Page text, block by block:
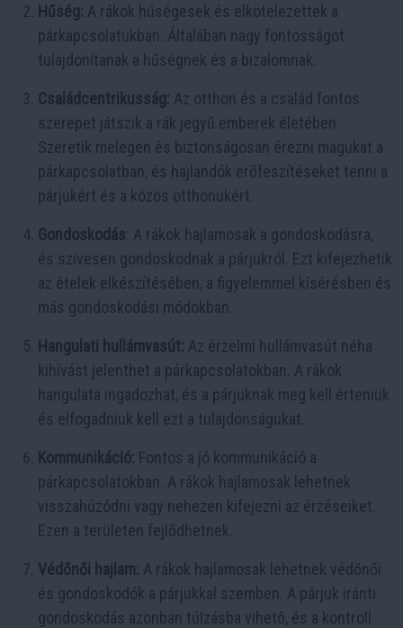
Hűség: A rákok hűségesek és elkötelezettek a
párkapcsolatukban. Általában nagy fontosságot
tulajdonítanak a hűségnek és a bizalomnak.
Családcentrikusság: Az otthon és a család fontos
szerepet játszik a rák jegyű emberek életében.
Szeretik melegen és biztonságosan érezni magukat a
párkapcsolatban, és hajlandók erőfeszítéseket tenni a
párjukért és a közös otthonukért.
Gondoskodás : A rákok hajlamosak a gondoskodásra,
és szívesen gondoskodnak a párjukról. Ezt kifejezhetik
az ételek elkészítésében, a figyelemmel kísérésben és
más gondoskodási módokban.
Hangulati hullámvasút: Az érzelmi hullámvasút néha
kihívást jelenthet a párkapcsolatokban. A rákok
hangulata ingadozhat, és a párjuknak meg kell érteniük
és elfogadniuk kell ezt a tulajdonságukat.
Kommunikáció: Fontos a jó kommunikáció a
párkapcsolatokban. A rákok hajlamosak lehetnek
visszahúzódni vagy nehezen kifejezni az érzéseiket.
Ezen a területen fejlődhetnek.
Védőnői hajlam: A rákok hajlamosak lehetnek védőnői
és gondoskodók a párjukkal szemben. A párjuk iránti
gondoskodás azonban túlzásba vihető, és a kontroll